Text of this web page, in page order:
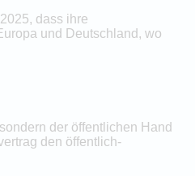
dass ihre
und Deutschland, wo
der öffentlichen Hand
den öffentlich-